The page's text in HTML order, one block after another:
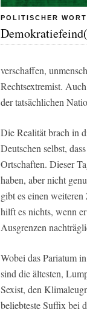
POLITISCHER
verschaffen,
Rechtsextremist.
der tatsächlichen
Die Realität brach in
Deutschen selbst,
Ortschaften. Dieser
haben, aber nicht
gibt es einen
hilft es nichts, wenn
Ausgrenzen
Wobei das Pariatum
sind die ältesten,
Sexist, den
beliebteste Suffix bei